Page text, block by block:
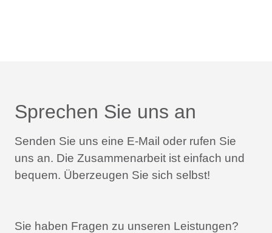
Sprechen Sie uns an
Senden Sie uns eine E-Mail oder rufen Sie
uns an. Die Zusammenarbeit ist einfach und
bequem. Überzeugen Sie sich selbst!
Sie haben Fragen zu unseren Leistungen?